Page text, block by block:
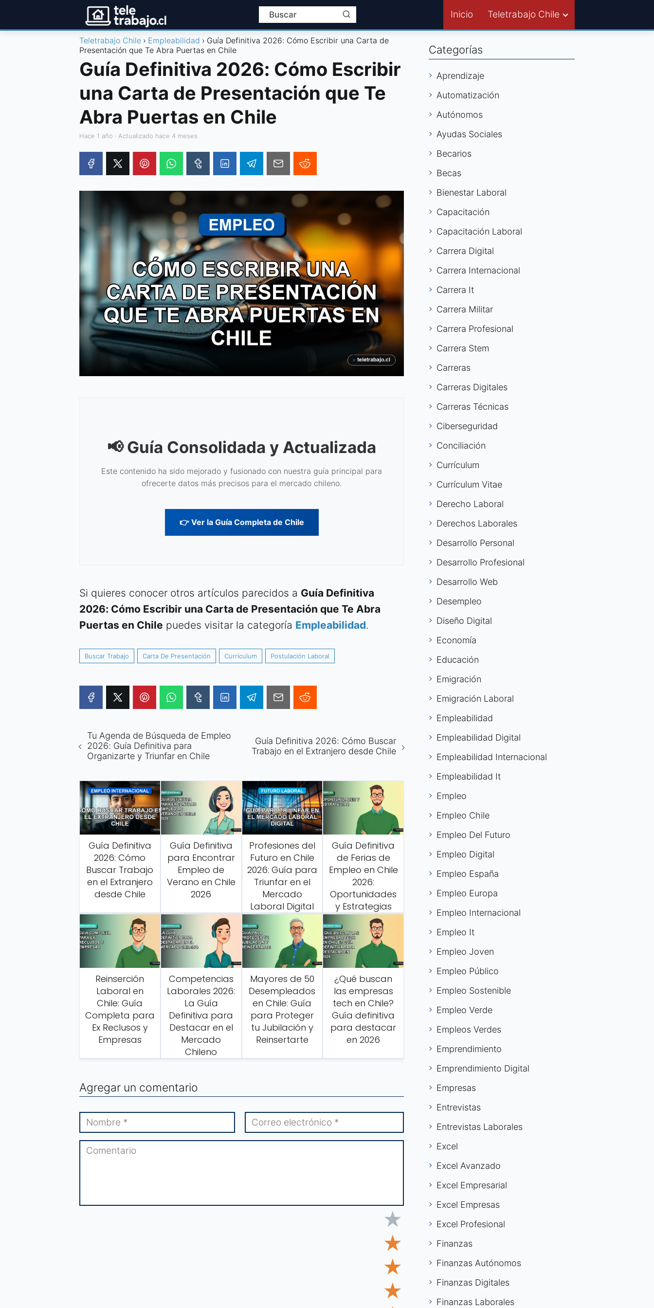
Inicio Teletrabajo Chile
Teletrabajo Chile Empleabilidad
Guía Definitiva 2026: Cómo Escribir una Carta de
Presentación que Te Abra Puertas en Chile
Guía Definitiva 2026: Cómo Escribir
una Carta de Presentación que Te
Abra Puertas en Chile
hace 1 año · Actualizado hace 4 meses
📢 Guía Consolidada y Actualizada
Este contenido ha sido mejorado y fusionado con nuestra guía principal para
ofrecerte datos más precisos para el mercado chileno.
👉 Ver la Guía Completa de Chile
Si quieres conocer otros artículos parecidos a Guía Definitiva
2026: Cómo Escribir una Carta de Presentación que Te Abra
Puertas en Chile puedes visitar la categoría Empleabilidad.
Buscar Trabajo Carta De Presentación Currículum Postulación Laboral
Tu Agenda de Búsqueda de Empleo
2026: Guía Definitiva para
Organizarte y Triunfar en Chile
Guía Definitiva 2026: Cómo Buscar
Trabajo en el Extranjero desde Chile
Guía Definitiva
2026: Cómo
Buscar Trabajo
en el Extranjero
desde Chile
Guía Definitiva
para Encontrar
Empleo de
Verano en Chile
2026
Profesiones del
Futuro en Chile
2026: Guía para
Triunfar en el
Mercado
Laboral Digital
Guía Definitiva
de Ferias de
Empleo en Chile
2026:
Oportunidades
y Estrategias
Reinserción
Laboral en
Chile: Guía
Completa para
Ex Reclusos y
Empresas
Competencias
Laborales 2026:
La Guía
Definitiva para
Destacar en el
Mercado
Chileno
Mayores de 50
Desempleados
en Chile: Guía
para Proteger
tu Jubilación y
Reinsertarte
¿Qué buscan
las empresas
tech en Chile?
Guía definitiva
para destacar
en 2026
Agregar un comentario
★
★
★
★
Categorías
Aprendizaje
Automatización
Autónomos
Ayudas Sociales
Becarios
Becas
Bienestar Laboral
Capacitación
Capacitación Laboral
Carrera Digital
Carrera Internacional
Carrera It
Carrera Militar
Carrera Profesional
Carrera Stem
Carreras
Carreras Digitales
Carreras Técnicas
Ciberseguridad
Conciliación
Currículum
Currículum Vitae
Derecho Laboral
Derechos Laborales
Desarrollo Personal
Desarrollo Profesional
Desarrollo Web
Desempleo
Diseño Digital
Economía
Educación
Emigración
Emigración Laboral
Empleabilidad
Empleabilidad Digital
Empleabilidad Internacional
Empleabilidad It
Empleo
Empleo Chile
Empleo Del Futuro
Empleo Digital
Empleo España
Empleo Europa
Empleo Internacional
Empleo It
Empleo Joven
Empleo Público
Empleo Sostenible
Empleo Verde
Empleos Verdes
Emprendimiento
Emprendimiento Digital
Empresas
Entrevistas
Entrevistas Laborales
Excel
Excel Avanzado
Excel Empresarial
Excel Empresas
Excel Profesional
Finanzas
Finanzas Autónomos
Finanzas Digitales
Finanzas Laborales